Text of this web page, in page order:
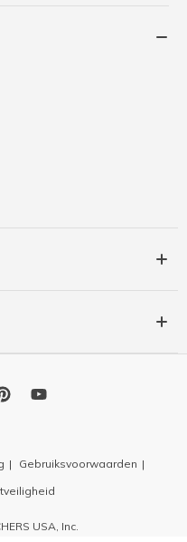
Gebruiksvoorwaarden
USA, Inc.